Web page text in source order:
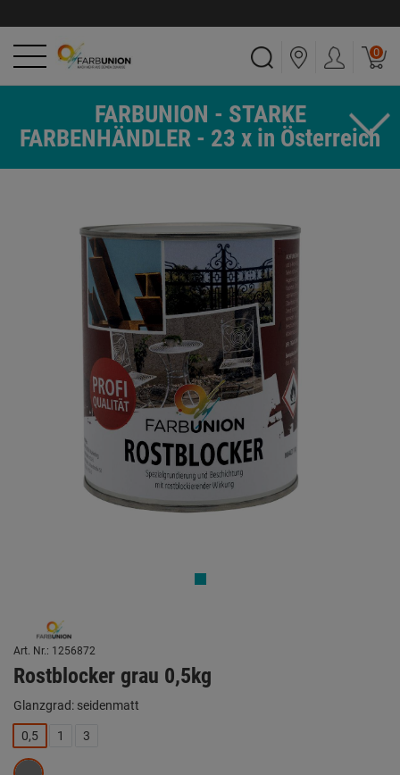
0
FARBUNION - STARKE
FARBENHÄNDLER - 23 x in Österreich
Art. Nr.: 1256872
Rostblocker grau 0,5kg
Glanzgrad: seidenmatt
0,5 1 3